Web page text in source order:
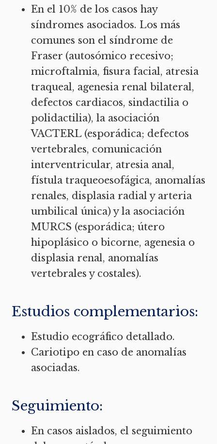
En el 10% de los casos hay
síndromes asociados. Los más
comunes son el síndrome de
Fraser (autosómico recesivo;
microftalmia, fisura facial, atresia
traqueal, agenesia renal bilateral,
defectos cardiacos, sindactilia o
polidactilia), la asociación
VACTERL (esporádica; defectos
vertebrales, comunicación
interventricular, atresia anal,
fístula traqueoesofágica, anomalías
renales, displasia radial y arteria
umbilical única) y la asociación
MURCS (esporádica; útero
hipoplásico o bicorne, agenesia o
displasia renal, anomalías
vertebrales y costales).
Estudios complementarios:
Estudio ecográfico detallado.
Cariotipo en caso de anomalías
asociadas.
Seguimiento:
En casos aislados, el seguimiento